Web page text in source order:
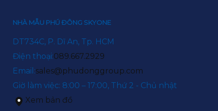
NHÀ MẪU PHÚ ĐÔNG SKYONE
DT734C, P. Dĩ An, Tp. HCM
Điện thoại:089.667.2929
Email:sales@phudonggroup.com
Giờ làm việc: 8:00 – 17:00, Thứ 2 - Chủ nhật
Xem bản đồ